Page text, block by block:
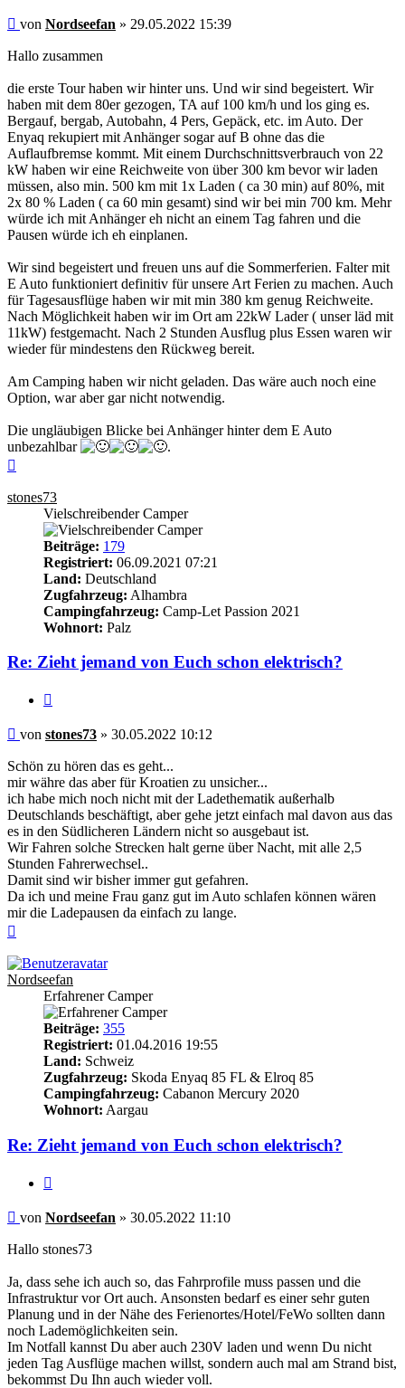
Beitrag
von Nordseefan » 29.05.2022 15:39
Hallo zusammen
die erste Tour haben wir hinter uns. Und wir sind begeistert. Wir
haben mit dem 80er gezogen, TA auf 100 km/h und los ging es.
Bergauf, bergab, Autobahn, 4 Pers, Gepäck, etc. im Auto. Der
Enyaq rekupiert mit Anhänger sogar auf B ohne das die
Auflaufbremse kommt. Mit einem Durchschnittsverbrauch von 22
kW haben wir eine Reichweite von über 300 km bevor wir laden
müssen, also min. 500 km mit 1x Laden ( ca 30 min) auf 80%, mit
2x 80 % Laden ( ca 60 min gesamt) sind wir bei min 700 km. Mehr
würde ich mit Anhänger eh nicht an einem Tag fahren und die
Pausen würde ich eh einplanen.
Wir sind begeistert und freuen uns auf die Sommerferien. Falter mit
E Auto funktioniert definitiv für unsere Art Ferien zu machen. Auch
für Tagesausflüge haben wir mit min 380 km genug Reichweite.
Nach Möglichkeit haben wir im Ort am 22kW Lader ( unser läd mit
11kW) festgemacht. Nach 2 Stunden Ausflug plus Essen waren wir
wieder für mindestens den Rückweg bereit.
Am Camping haben wir nicht geladen. Das wäre auch noch eine
Option, war aber gar nicht notwendig.
Die ungläubigen Blicke bei Anhänger hinter dem E Auto
unbezahlbar
.
stones73
Vielschreibender Camper
Beiträge: 179
Registriert: 06.09.2021 07:21
Land: Deutschland
Zugfahrzeug: Alhambra
Campingfahrzeug: Camp-Let Passion 2021
Wohnort: Palz
Re: Zieht jemand von Euch schon elektrisch?
Beitrag
von stones73 » 30.05.2022 10:12
Schön zu hören das es geht...
mir währe das aber für Kroatien zu unsicher...
ich habe mich noch nicht mit der Ladethematik außerhalb
Deutschlands beschäftigt, aber gehe jetzt einfach mal davon aus das
es in den Südlicheren Ländern nicht so ausgebaut ist.
Wir Fahren solche Strecken halt gerne über Nacht, mit alle 2,5
Stunden Fahrerwechsel..
Damit sind wir bisher immer gut gefahren.
Da ich und meine Frau ganz gut im Auto schlafen können wären
mir die Ladepausen da einfach zu lange.
Nordseefan
Erfahrener Camper
Beiträge: 355
Registriert: 01.04.2016 19:55
Land: Schweiz
Zugfahrzeug: Skoda Enyaq 85 FL & Elroq 85
Campingfahrzeug: Cabanon Mercury 2020
Wohnort: Aargau
Re: Zieht jemand von Euch schon elektrisch?
Beitrag
von Nordseefan » 30.05.2022 11:10
Hallo stones73
Ja, dass sehe ich auch so, das Fahrprofile muss passen und die
Infrastruktur vor Ort auch. Ansonsten bedarf es einer sehr guten
Planung und in der Nähe des Ferienortes/Hotel/FeWo sollten dann
noch Lademöglichkeiten sein.
Im Notfall kannst Du aber auch 230V laden und wenn Du nicht
jeden Tag Ausflüge machen willst, sondern auch mal am Strand bist,
bekommst Du Ihn auch wieder voll.